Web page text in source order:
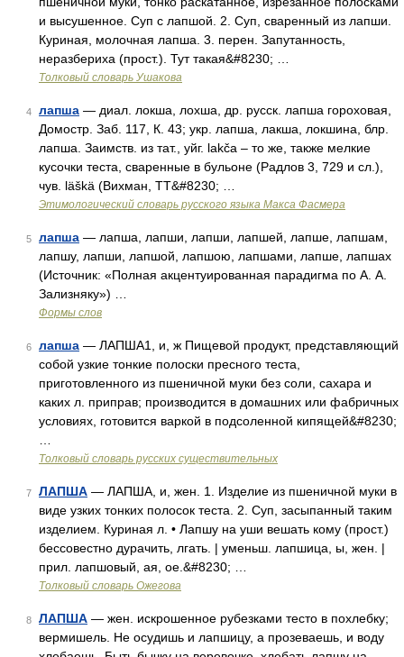
и высушенное. Суп с лапшой. 2. Суп, сваренный из лапши.
Куриная, молочная лапша. 3. перен. Запутанность,
неразбериха (прост.). Тут такая&#8230; …
Толковый словарь Ушакова
4 лапша — диал. локша, лохша, др. русск. лапша гороховая,
Домостр. Заб. 117, К. 43; укр. лапша, лакша, локшина, блр.
лапша. Заимств. из тат., уйг. lakča – то же, также мелкие
кусочки теста, сваренные в бульоне (Радлов 3, 729 и сл.),
чув. läškä (Вихман, ТТ&#8230; …
Этимологический словарь русского языка Макса Фасмера
5 лапша — лапша, лапши, лапши, лапшей, лапше, лапшам,
лапшу, лапши, лапшой, лапшою, лапшами, лапше, лапшах
(Источник: «Полная акцентуированная парадигма по А. А.
Зализняку») …
Формы слов
6 лапша — ЛАПША1, и, ж Пищевой продукт, представляющий
собой узкие тонкие полоски пресного теста,
приготовленного из пшеничной муки без соли, сахара и
каких л. приправ; производится в домашних или фабричных
условиях, готовится варкой в подсоленной кипящей&#8230;
Толковый словарь русских существительных
7 ЛАПША — ЛАПША, и, жен. 1. Изделие из пшеничной муки в
виде узких тонких полосок теста. 2. Суп, засыпанный таким
изделием. Куриная л. • Лапшу на уши вешать кому (прост.)
бессовестно дурачить, лгать. | уменьш. лапшица, ы, жен. |
прил. лапшовый, ая, ое.&#8230; …
Толковый словарь Ожегова
8 ЛАПША — жен. искрошенное рубезками тесто в похлебку;
вермишель. Не осудишь и лапшицу, а прозеваешь, и воду